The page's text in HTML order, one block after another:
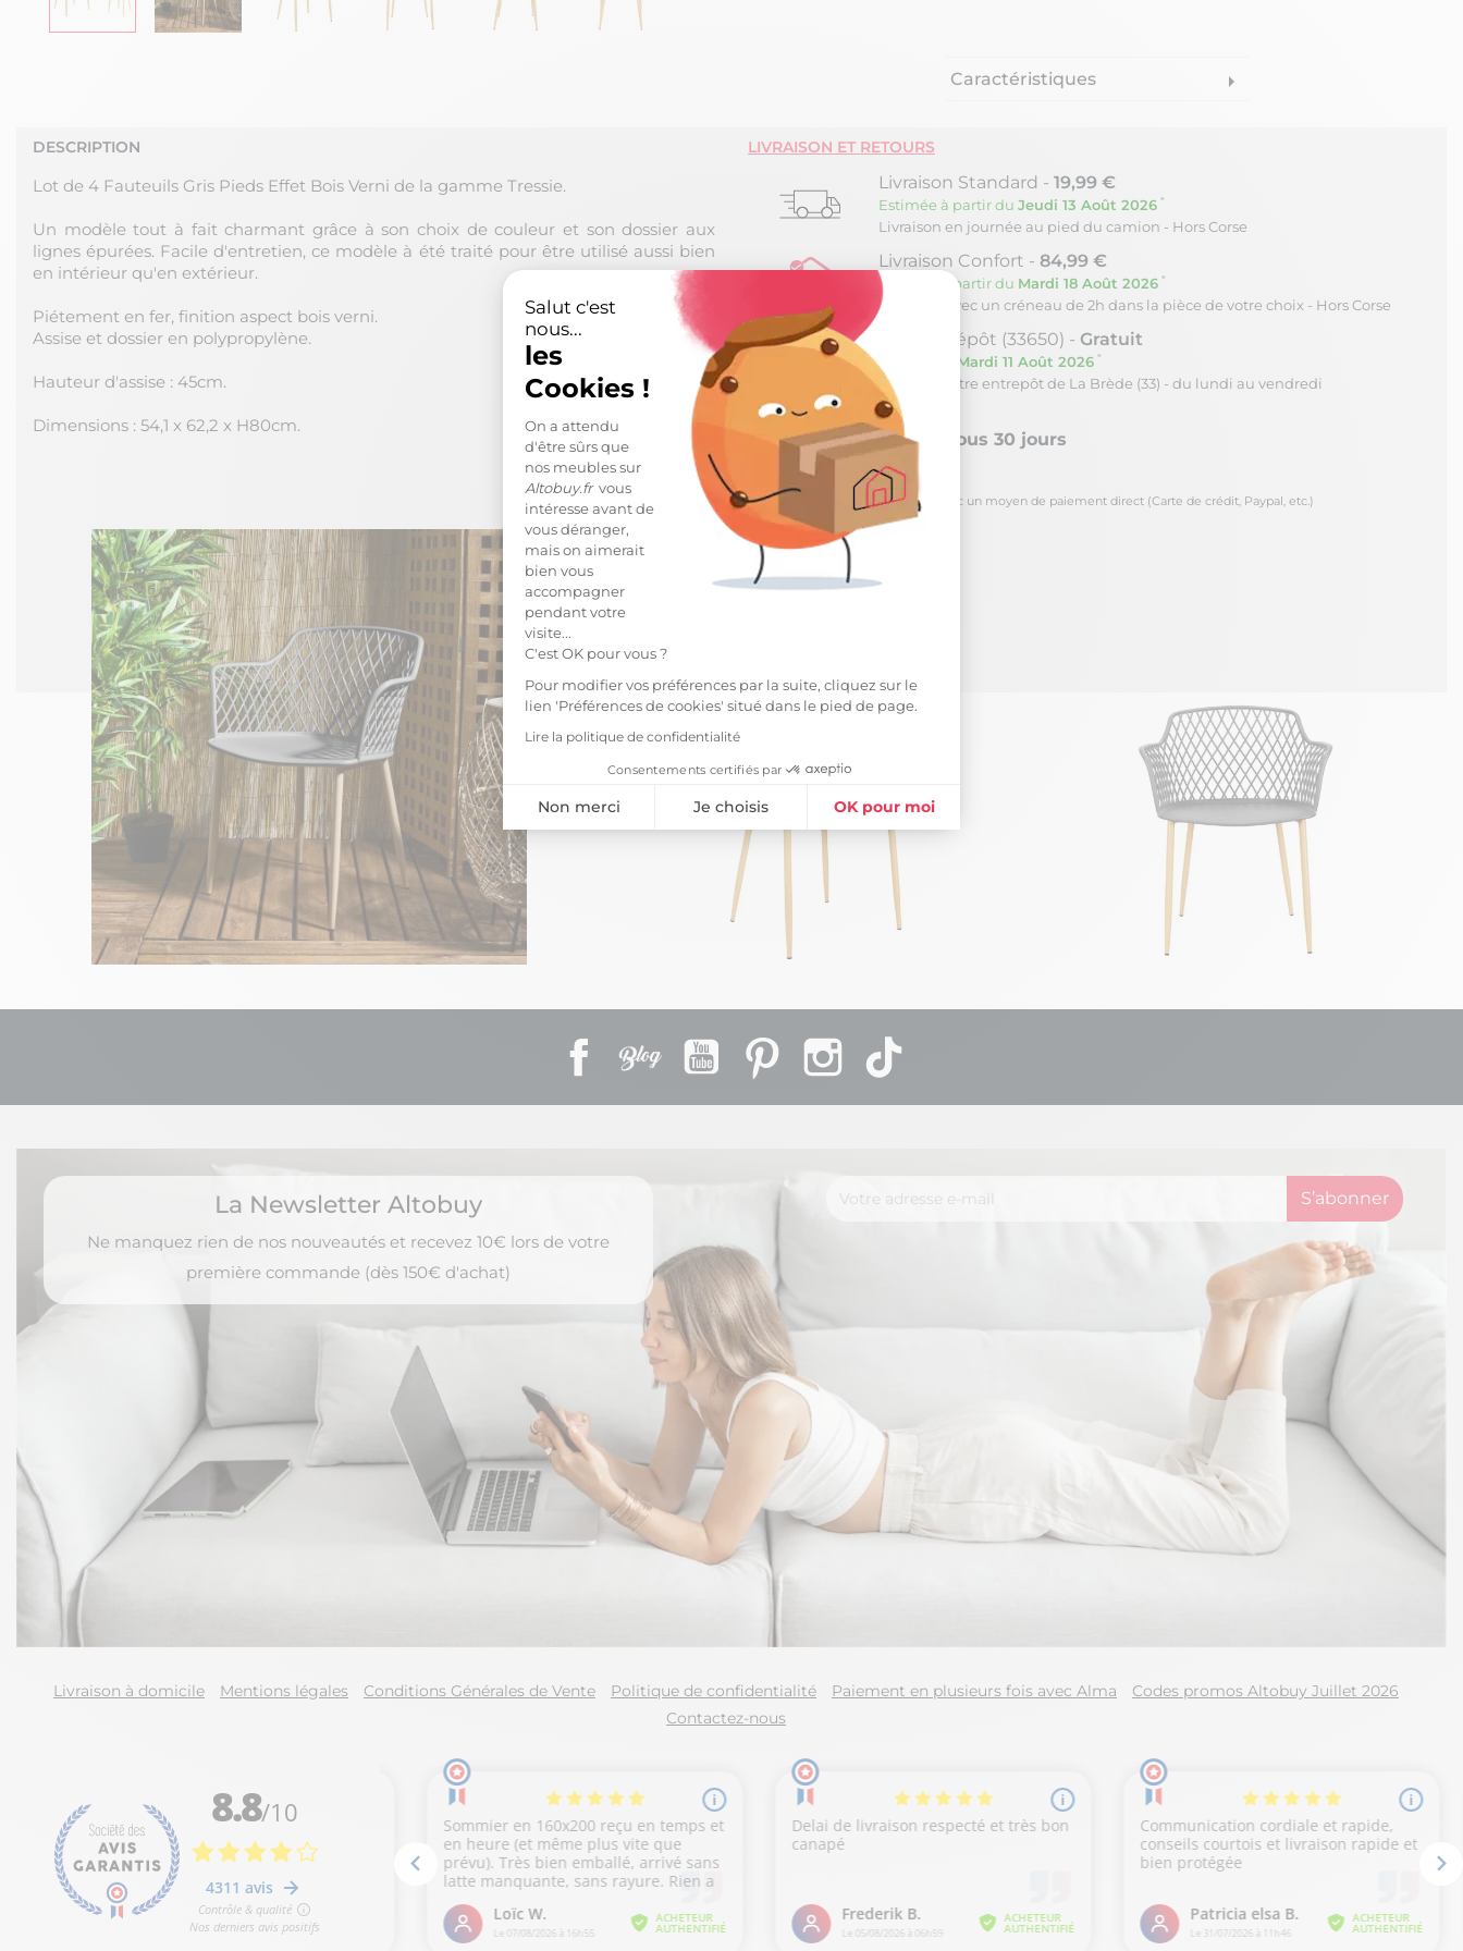
Salut c'est
nous...
les
Cookies !
On a attendu
d'être sûrs que
nos meubles sur
Altobuy.frvous
intéresse avant de
vous déranger,
mais on aimerait
bien vous
accompagner
pendant votre
visite...
C'est OK pour vous ?
Pour modifier vos préférences par la suite, cliquez sur le
lien 'Préférences de cookies' situé dans le pied de page.
Lire la politique de confidentialité
Consentements certifiés par
Non merci Je choisis OK pour moi
Axeptio consent
Plateforme de Gestion du Consentement : Personnalisez vos Options
Notre plateforme vous permet d'adapter et de gérer vos paramètres de confidentialité, en garantissant la conformité avec les
Caractéristiques arrow_right
DESCRIPTION
Lot de 4 Fauteuils Gris Pieds Effet Bois Verni de la gamme Tressie.
Un modèle tout à fait charmant grâce à son choix de couleur et son dossier aux
lignes épurées. Facile d'entretien, ce modèle à été traité pour être utilisé aussi bien
en intérieur qu'en extérieur.
Piétement en fer, finition aspect bois verni.
Assise et dossier en polypropylène.
Hauteur d'assise : 45cm.
Dimensions : 54,1 x 62,2 x H80cm.
LIVRAISON ET RETOURS
Livraison Standard - 19,99 €
Estimée à partir du Jeudi 13 Août 2026 *
Livraison en journée au pied du camion - Hors Corse
Livraison Confort - 84,99 €
Estimée à partir du Mardi 18 Août 2026 *
Livraison avec un créneau de 2h dans la pièce de votre choix - Hors Corse
Retrait Dépôt (33650) - Gratuit
Estimée le Mardi 11 Août 2026 *
Retrait à notre entrepôt de La Brède (33) - du lundi au vendredi
Retour sous 30 jours
*pour toute commande passée avec un moyen de paiement direct (Carte de crédit, Paypal, etc.)
Facebook
Rss YouTube PinterestInstagram
La Newsletter Altobuy
Ne manquez rien de nos nouveautés et recevez 10€ lors de votre
première commande (dès 150€ d'achat)
Livraison à domicile Mentions légales Conditions Générales de Vente Politique de confidentialité Paiement en plusieurs fois avec Alma
Codes promos Altobuy Juillet 2026
Contactez-nous